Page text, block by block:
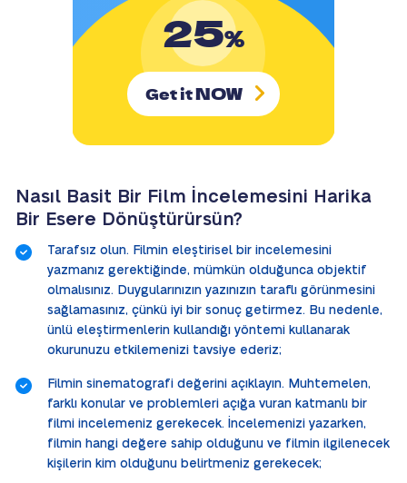
25%
Get itNOW
Nasıl Basit Bir Film İncelemesini Harika
Bir Esere Dönüştürürsün?
Tarafsız olun. Filmin eleştirisel bir incelemesini
yazmanız gerektiğinde, mümkün olduğunca objektif
olmalısınız. Duygularınızın yazınızın taraflı görünmesini
sağlamasınız, çünkü iyi bir sonuç getirmez. Bu nedenle,
ünlü eleştirmenlerin kullandığı yöntemi kullanarak
okurunuzu etkilemenizi tavsiye ederiz;
Filmin sinematografi değerini açıklayın. Muhtemelen,
farklı konular ve problemleri açığa vuran katmanlı bir
filmi incelemeniz gerekecek. İncelemenizi yazarken,
filmin hangi değere sahip olduğunu ve filmin ilgilenecek
kişilerin kim olduğunu belirtmeniz gerekecek;